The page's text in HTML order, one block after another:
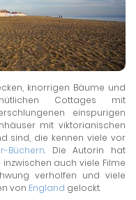
knorrigen Bäume und
Cottages mit
einspurigen
mit viktorianischen
sind, die kennen viele vor
Büchern. Die Autorin hat
auch viele Filme
verholfen und viele
von England gelockt.